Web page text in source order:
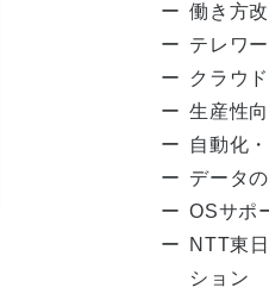
働き方
テレワー
クラウ
生産性
自動化
データ
OSサポ
NTT東
ション